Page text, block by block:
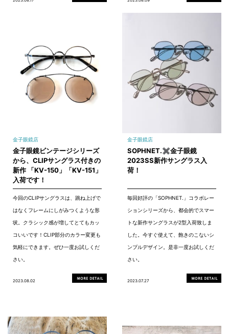
金子眼鏡店
金子眼鏡ビンテージシリーズ
から、CLIPサングラス付きの
新作 「KV-150」「KV-151」
入荷です！
今回のCLIPサングラスは、跳ね上げで
はなくフレームにしがみつくような形
状。クラシック感が増してとてもカッ
コいいです！CLIP部分のカラー変更も
気軽にできます。ぜひ一度お試しくだ
さい。
2023.08.02
金子眼鏡店
SOPHNET.✖金子眼鏡
2023SS新作サングラス入
荷！
毎回好評の「SOPHNET.」コラボレー
ションシリーズから、都会的でスマー
トな新作サングラスが2型入荷致しま
した。今すぐ使えて、飽きのこないシ
ンプルデザイン。是非一度お試しくだ
さい。
2023.07.27